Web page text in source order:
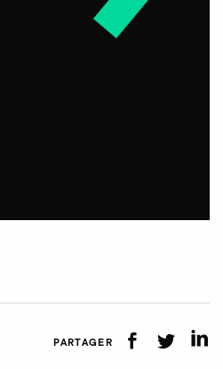
PARTAGER